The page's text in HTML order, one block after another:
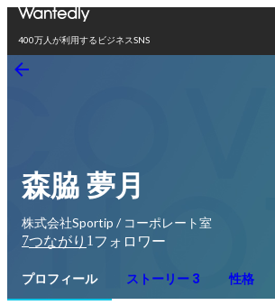
400万人が利用するビジネスSNS
森脇 夢月
株式会社Sportip / コーポレート室
7つながり 1 フォロワー
プロフィール ストーリー 3 性格